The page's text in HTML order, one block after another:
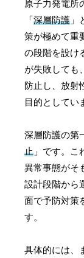
原子力発電所
「深層防護 」
策が極めて重
の段階を設け
が失敗しても
防止し、放射
目的としてい
深層防護の第
止 」です。こ
異常事態がそ
設計段階から
面で予防対策
す。
具体的には、